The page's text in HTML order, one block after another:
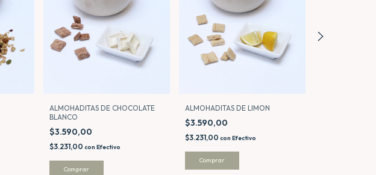
ALMOHADITAS DE CHOCOLATE
BLANCO
$3.590,00
$3.231,00 con Efectivo
Comprar
ALMOHADITAS DE LIMON
$3.590,00
$3.231,00 con Efectivo
Comprar